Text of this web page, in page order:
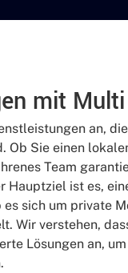
mit
an,
Ob Sie einen
Team
Hauptziel ist es,
sich um private
Wir verstehen,
Lösungen an,